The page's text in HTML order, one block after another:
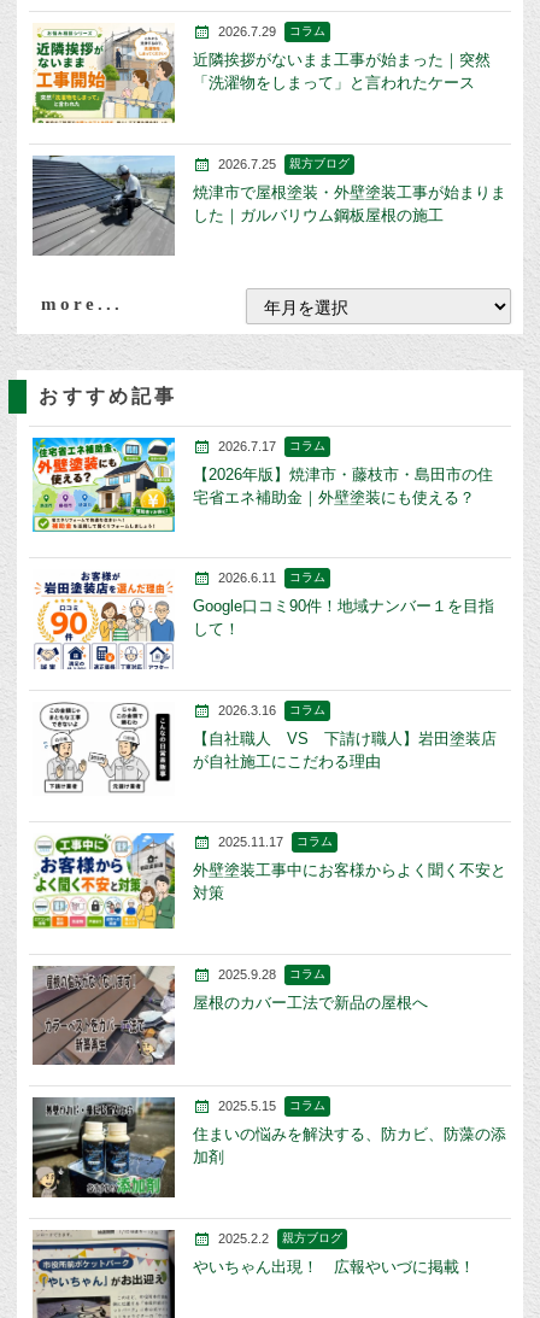
2026.7.29 コラム
近隣挨拶がないまま工事が始まった｜突然
「洗濯物をしまって」と言われたケース
2026.7.25 親方ブログ
焼津市で屋根塗装・外壁塗装工事が始まりま
した｜ガルバリウム鋼板屋根の施工
more...
おすすめ記事
2026.7.17 コラム
【2026年版】焼津市・藤枝市・島田市の住
宅省エネ補助金｜外壁塗装にも使える？
2026.6.11 コラム
Google口コミ90件！地域ナンバー１を目指
して！
2026.3.16 コラム
【自社職人 VS 下請け職人】岩田塗装店
が自社施工にこだわる理由
2025.11.17 コラム
外壁塗装工事中にお客様からよく聞く不安と
対策
2025.9.28 コラム
屋根のカバー工法で新品の屋根へ
2025.5.15 コラム
住まいの悩みを解決する、防カビ、防藻の添
加剤
2025.2.2 親方ブログ
やいちゃん出現！ 広報やいづに掲載！